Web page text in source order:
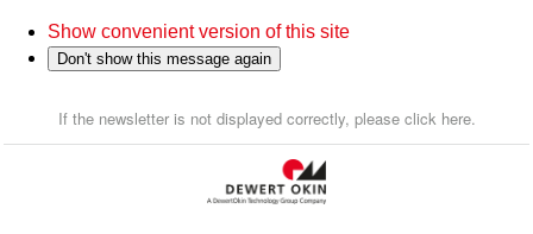
Show convenient version of this site
Don't show this message again
If the newsletter is not displayed correctly, please click here.